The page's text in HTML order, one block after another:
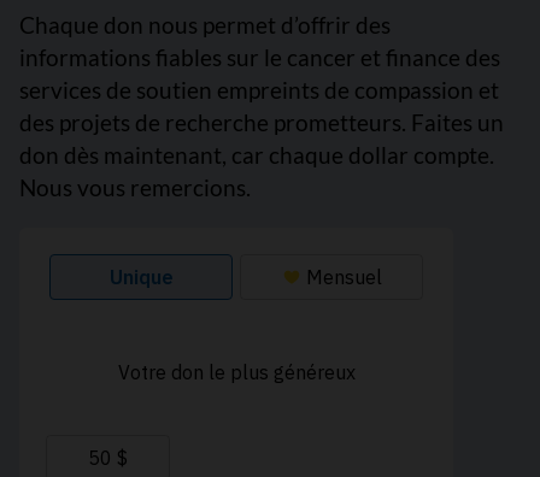
Chaque don nous permet d’offrir des
informations fiables sur le cancer et finance des
services de soutien empreints de compassion et
des projets de recherche prometteurs. Faites un
don dès maintenant, car chaque dollar compte.
Nous vous remercions.